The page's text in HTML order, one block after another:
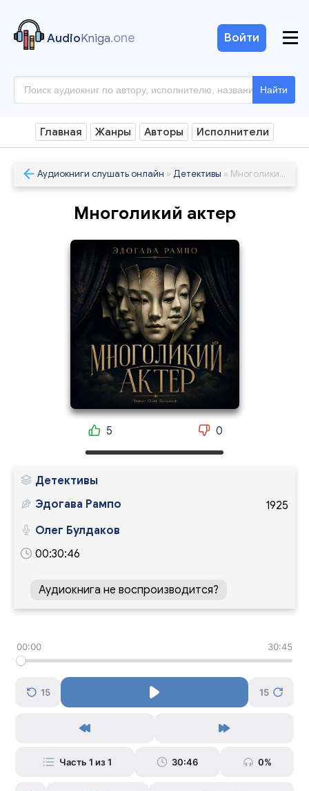
AudioKniga.one
Найти
Войти
Главная Жанры Авторы Исполнители
Аудиокниги слушать онлайн » Детективы » Многоликий актер
Многоликий актер
5 0
Детективы
1925
Эдогава Рампо
Олег Булдаков
00:30:46
Аудиокнига не воспроизводится?
00:00 30:45
15 15
Часть 1 из 1 30:46 0%